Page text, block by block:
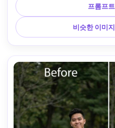
프롬프
비슷한 이미